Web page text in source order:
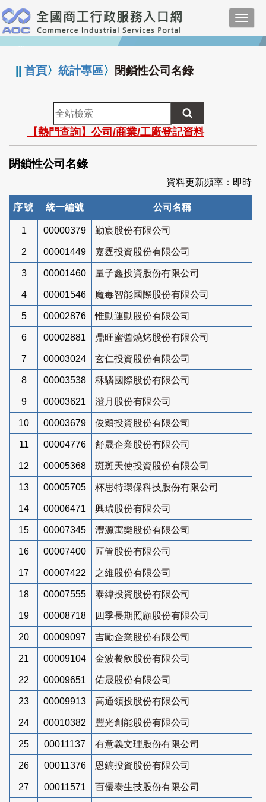
跳
到
主
要
:::
||首頁〉統計專區〉 閉鎖性公司名錄
全
站
檢
索
【熱門查詢】公司/商業/工廠登記資料
閉鎖性公司名錄
資料更新頻率：即時
序號 統一編號 公司名稱
1 00000379 勤宸股份有限公司
2 00001449 嘉霆投資股份有限公司
3 00001460 量子鑫投資股份有限公司
4 00001546 魔毒智能國際股份有限公司
5 00002876 惟動運動股份有限公司
6 00002881 鼎旺蜜醬燒烤股份有限公司
7 00003024 玄仁投資股份有限公司
8 00003538 秝驎國際股份有限公司
9 00003621 澄月股份有限公司
10 00003679 俊穎投資股份有限公司
11 00004776 舒晟企業股份有限公司
12 00005368 斑斑天使投資股份有限公司
13 00005705 杯思特環保科技股份有限公司
14 00006471 興瑞股份有限公司
15 00007345 灃源寓樂股份有限公司
16 00007400 匠管股份有限公司
17 00007422 之維股份有限公司
18 00007555 泰緯投資股份有限公司
19 00008718 四季長期照顧股份有限公司
20 00009097 吉勵企業股份有限公司
21 00009104 金波餐飲股份有限公司
22 00009651 佑晟股份有限公司
23 00009913 高通領投股份有限公司
24 00010382 豐光創能股份有限公司
25 00011137 有意義文理股份有限公司
26 00011376 恩鎬投資股份有限公司
27 00011571 百優泰生技股份有限公司